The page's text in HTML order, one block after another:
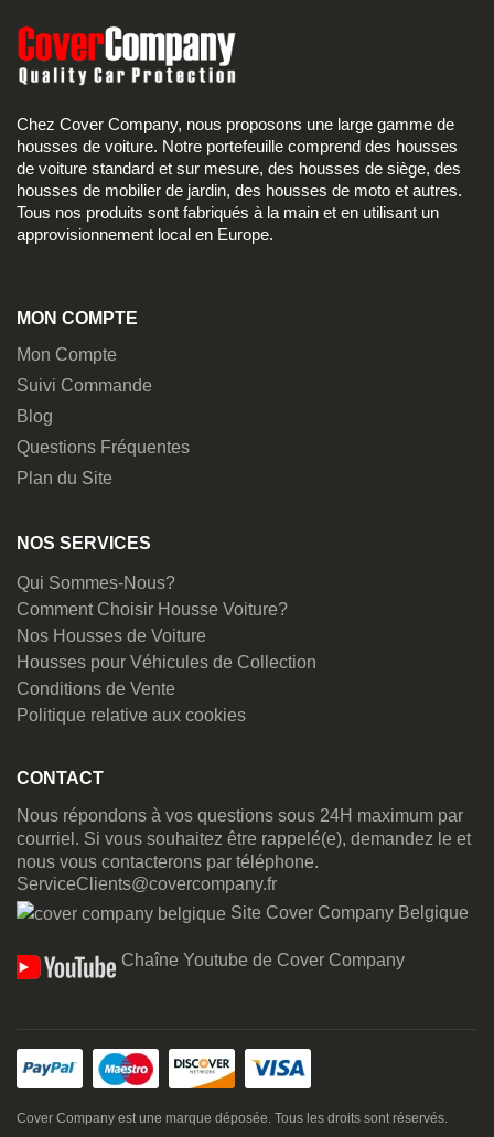
Chez Cover Company, nous proposons une large gamme de
housses de voiture. Notre portefeuille comprend des housses
de voiture standard et sur mesure, des housses de siège, des
housses de mobilier de jardin, des housses de moto et autres.
Tous nos produits sont fabriqués à la main et en utilisant un
approvisionnement local en Europe.
MON COMPTE
Mon Compte
Suivi Commande
Blog
Questions Fréquentes
Plan du Site
NOS SERVICES
Qui Sommes-Nous?
Comment Choisir Housse Voiture?
Nos Housses de Voiture
Housses pour Véhicules de Collection
Conditions de Vente
Politique relative aux cookies
CONTACT
Nous répondons à vos questions sous 24H maximum par
courriel. Si vous souhaitez être rappelé(e), demandez le et
nous vous contacterons par téléphone.
ServiceClients@covercompany.fr
Site Cover Company Belgique
Chaîne Youtube de Cover Company
Cover Company est une marque déposée. Tous les droits sont réservés.